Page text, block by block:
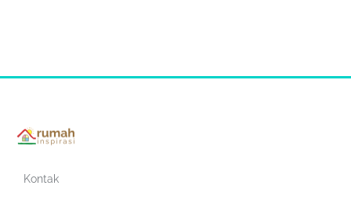
Kontak